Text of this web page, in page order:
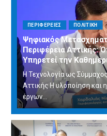
ΠΕΡΙΦΕΡΕΙΕΣ ΠΟΛΙΤΙΚΗ
Ψηφιακός
Περιφέρεια Αττικής:
Υπηρετεί την
Η Τεχνολογία ως
Αττικής Η υλοποίηση και
έργων...